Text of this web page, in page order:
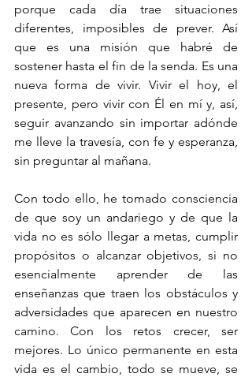
porque cada día trae situaciones
diferentes, imposibles de prever. Así
que es una misión que habré de
sostener hasta el fin de la senda. Es una
nueva forma de vivir. Vivir el hoy, el
presente, pero vivir con Él en mí y, así,
seguir avanzando sin importar adónde
me lleve la travesía, con fe y esperanza,
sin preguntar al mañana.
Con todo ello, he tomado consciencia
de que soy un andariego y de que la
vida no es sólo llegar a metas, cumplir
propósitos o alcanzar objetivos, si no
esencialmente aprender de las
enseñanzas que traen los obstáculos y
adversidades que aparecen en nuestro
camino. Con los retos crecer, ser
mejores. Lo único permanente en esta
vida es el cambio, todo se mueve, se